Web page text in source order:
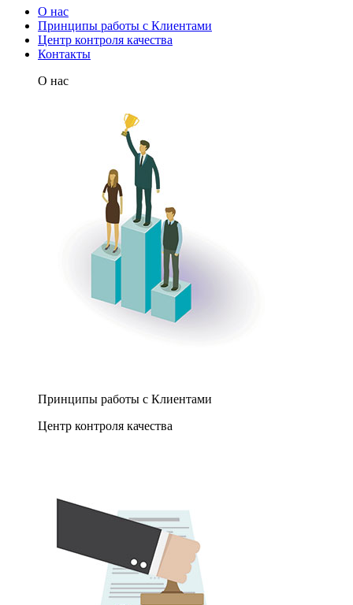
О нас
Принципы работы с Клиентами
Центр контроля качества
Контакты
О нас
Принципы работы с Клиентами
Центр контроля качества